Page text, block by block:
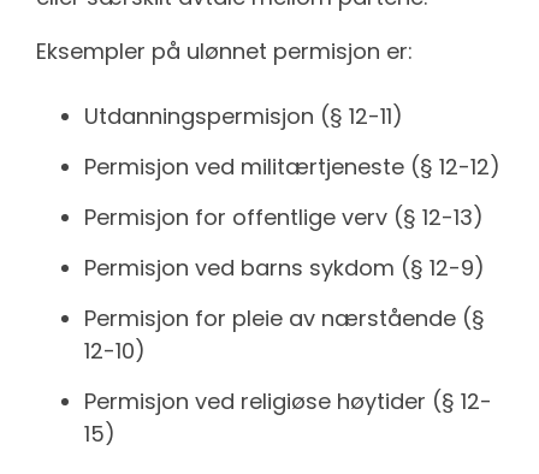
Eksempler på ulønnet permisjon er:
Utdanningspermisjon (§ 12-11)
Permisjon ved militærtjeneste (§ 12-12)
Permisjon for offentlige verv (§ 12-13)
Permisjon ved barns sykdom (§ 12-9)
Permisjon for pleie av nærstående (§
12-10)
Permisjon ved religiøse høytider (§ 12-
15)